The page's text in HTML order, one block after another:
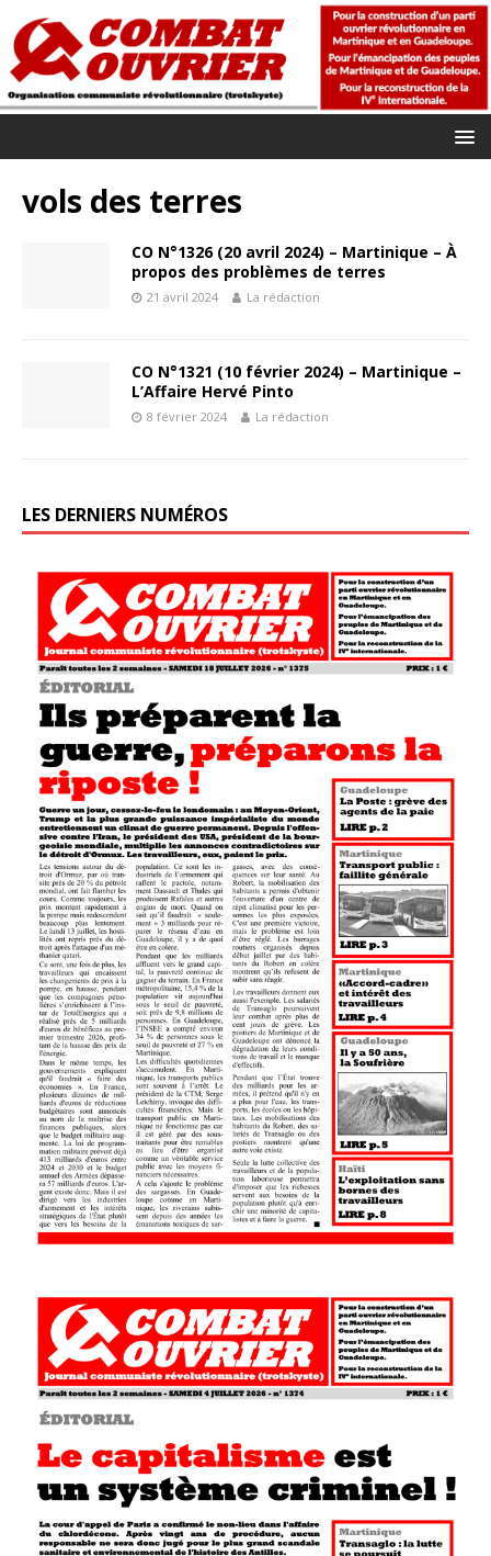
vols des terres
CO N°1326 (20 avril 2024) – Martinique – À
propos des problèmes de terres
21 avril 2024 La rédaction
CO N°1321 (10 février 2024) – Martinique –
L’Affaire Hervé Pinto
8 février 2024 La rédaction
LES DERNIERS NUMÉROS